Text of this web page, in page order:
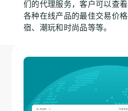
们的代理服务，客户可以查
各种在线产品的最佳交易价
宿、潮玩和时尚品等等。